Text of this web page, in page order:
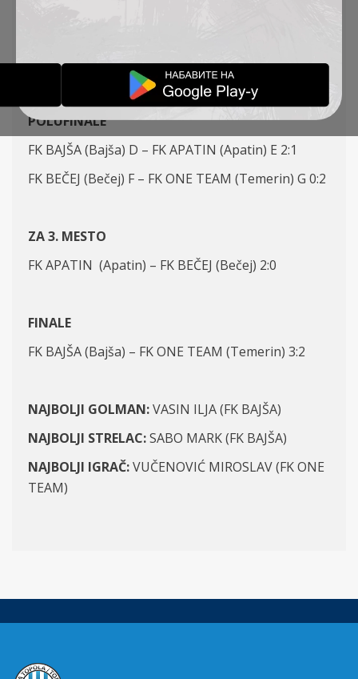
C2 3:0
POLUFINALE
FK BAJŠA (Bajša) D – FK APATIN (Apatin) E 2:1
FK BEČEJ (Bečej) F – FK ONE TEAM (Temerin) G 0:2
ZA 3. MESTO
FK APATIN (Apatin) – FK BEČEJ (Bečej) 2:0
FINALE
FK BAJŠA (Bajša) – FK ONE TEAM (Temerin) 3:2
NAJBOLJI GOLMAN:VASIN ILJA (FK BAJŠA)
NAJBOLJI STRELAC:SABO MARK (FK BAJŠA)
NAJBOLJI IGRAČ:VUČENOVIĆ MIROSLAV (FK ONE
TEAM)